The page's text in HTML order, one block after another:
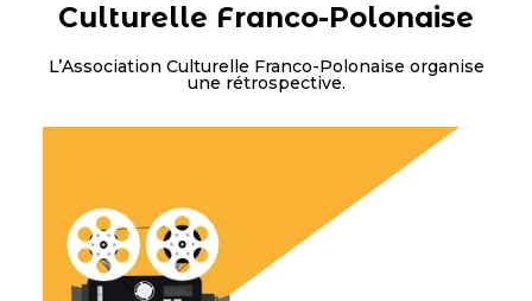
Culturelle Franco-Polonaise
L’Association Culturelle Franco-Polonaise organise
une rétrospective.